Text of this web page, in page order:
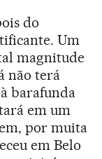
do
Um
magnitude
não terá
barafunda
em um
por muita
em Belo